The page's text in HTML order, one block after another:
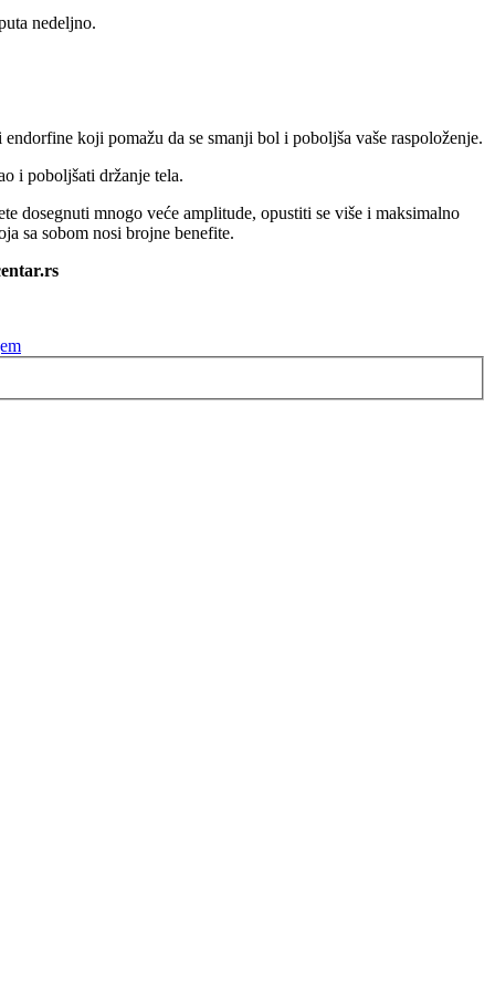
nedeljno.
koji pomažu da se smanji bol i poboljša vaše raspoloženje.
i poboljšati držanje tela.
dosegnuti mnogo veće amplitude, opustiti se više i maksimalno
sa sobom nosi brojne benefite.